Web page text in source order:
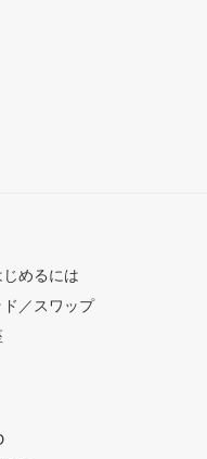
めるには
ド／スワップ